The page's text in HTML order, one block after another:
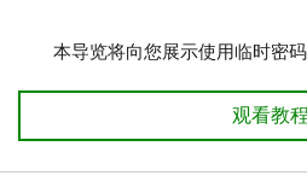
本导览将向您展示使用临时密
如何使
观看教程